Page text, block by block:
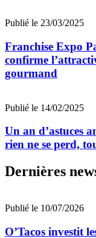
Publié le 23/03/2025
Franchise Expo
confirme
gourmand
Publié le 14/02/2025
Un an d’astuces
rien ne se perd,
Dernières
Publié le 10/07/2026
O’Tacos investit